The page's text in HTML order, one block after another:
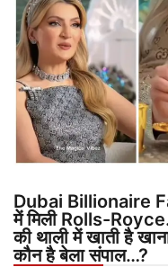
Dubai Billionaire
में मिली Rolls-
की थाली में खाती है
कौन है बेला संपाल…?